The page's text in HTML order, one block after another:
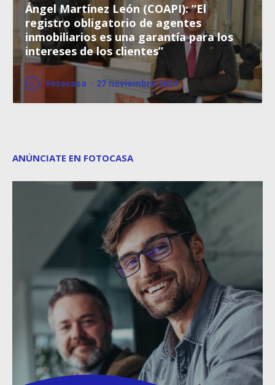
Ángel Martínez León (COAPI): “El
registro obligatorio de agentes
inmobiliarios es una garantía para los
intereses de los clientes”
Fotocasa · 27 noviembre 2024
ANÚNCIATE EN FOTOCASA